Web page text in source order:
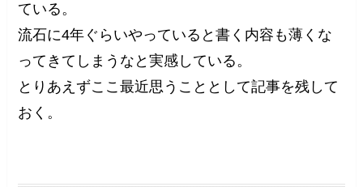
ている。
流石に4年ぐらいやっていると書く内容も薄くな
ってきてしまうなと実感している。
とりあえずここ最近思うこととして記事を残して
おく。